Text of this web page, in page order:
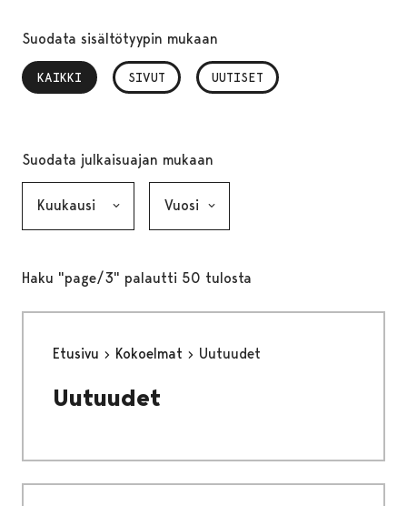
Suodata sisältötyypin mukaan
KAIKKI
, VALITTU SIVUT UUTISET
Suodata julkaisuajan mukaan
Haku "page/3" palautti 50 tulosta
Etusivu Kokoelmat Uutuudet
Uutuudet